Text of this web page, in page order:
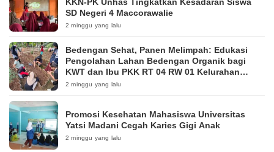
SD Negeri 4 Maccorawalie
2 minggu yang lalu
Bedengan Sehat, Panen Melimpah: Edukasi
Pengolahan Lahan Bedengan Organik bagi
KWT dan Ibu PKK RT 04 RW 01 Kelurahan
Pakintelan
2 minggu yang lalu
Promosi Kesehatan Mahasiswa Universitas
Yatsi Madani Cegah Karies Gigi Anak
2 minggu yang lalu